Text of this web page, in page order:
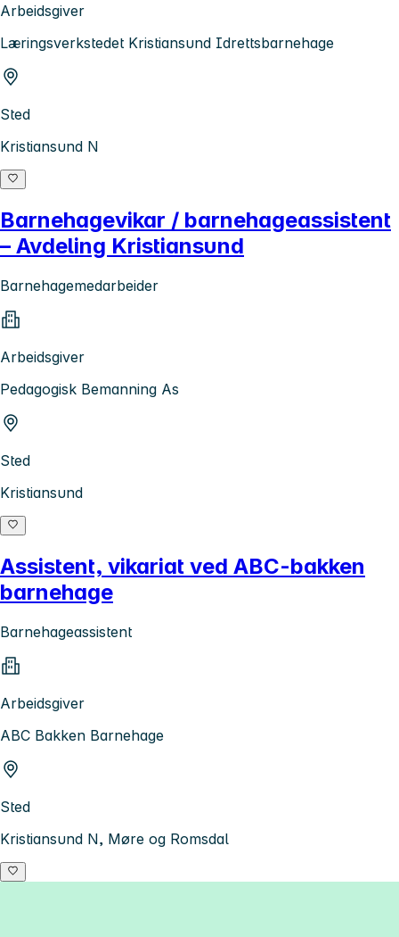
Arbeidsgiver
Læringsverkstedet Kristiansund Idrettsbarnehage
Sted
Kristiansund N
Barnehagevikar / barnehageassistent
– Avdeling Kristiansund
Barnehagemedarbeider
Arbeidsgiver
Pedagogisk Bemanning As
Sted
Kristiansund
Assistent, vikariat ved ABC-bakken
barnehage
Barnehageassistent
Arbeidsgiver
ABC Bakken Barnehage
Sted
Kristiansund N, Møre og Romsdal